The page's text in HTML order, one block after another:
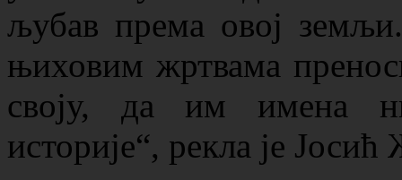
љубав према овој
њиховим жртвама
своју, да им имена
историје“, рекла је